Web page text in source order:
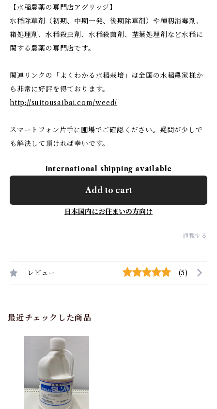
【水稲農薬の専門店アグリッジ】
水稲除草剤（初期、中期一発、後期除草剤）や種籾消毒剤、
箱処理剤、水稲殺虫剤、水稲殺菌剤、茎葉処理剤など水稲に
関する農薬の専門店です。
関連リンクの「よくわかる水稲栽培」は全国の水稲農家様か
ら非常に好評を得ております。
http://suitousaibai.com/weed/
スマートフォン片手に圃場でご確認ください。疑問が少しで
も解決して頂ければ幸いです。
International shipping available
Add to cart
日本国内にお住まいの方向け
通報する
レビュー (5)
最近チェックした商品